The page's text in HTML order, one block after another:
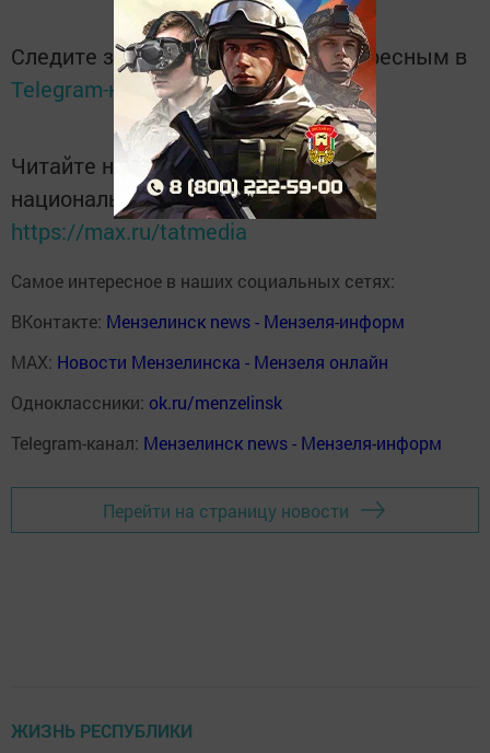
Следите за самым важным и интересным в
Telegram-каналеТатмедиа
Читайте новости Татарстана в
национальном мессенджере MАХ:
https://max.ru/tatmedia
Самое интересное в наших социальных сетях:
ВКонтакте: Мензелинск news - Мензеля-информ
MAX: Новости Мензелинска - Мензеля онлайн
Одноклассники: ok.ru/menzelinsk
Telegram-канал: Мензелинск news - Мензеля-информ
Перейти на страницу новости
ЖИЗНЬ РЕСПУБЛИКИ